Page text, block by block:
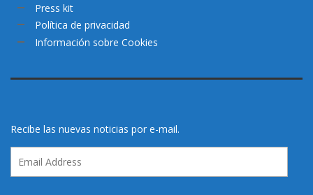
Press kit
Política de privacidad
Información sobre Cookies
Recibe las nuevas noticias por e-mail.
Address